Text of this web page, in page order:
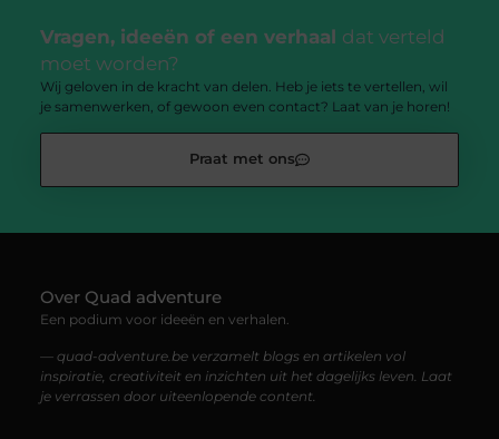
Vragen, ideeën of een verhaal dat verteld
moet worden?
Wij geloven in de kracht van delen. Heb je iets te vertellen, wil
je samenwerken, of gewoon even contact? Laat van je horen!
Praat met ons
Over Quad adventure
Een podium voor ideeën en verhalen.
— quad-adventure.be verzamelt blogs en artikelen vol
inspiratie, creativiteit en inzichten uit het dagelijks leven. Laat
je verrassen door uiteenlopende content.